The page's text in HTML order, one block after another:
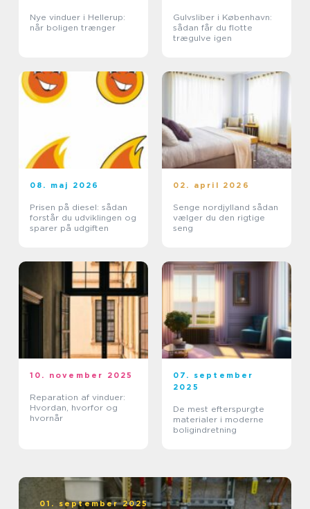
Nye vinduer i Hellerup:
når boligen trænger
Gulvsliber i København:
sådan får du flotte
trægulve igen
08. maj 2026
Prisen på diesel: sådan
forstår du udviklingen og
sparer på udgiften
02. april 2026
Senge nordjylland sådan
vælger du den rigtige
seng
10. november 2025
Reparation af vinduer:
Hvordan, hvorfor og
hvornår
07. september
2025
De mest efterspurgte
materialer i moderne
boligindretning
01. september 2025